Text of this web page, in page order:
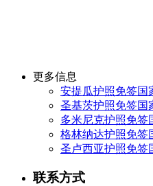
更多信息
安提瓜护照免签国
圣基茨护照免签国
多米尼克护照免签
格林纳达护照免签
圣卢西亚护照免签
联系方式